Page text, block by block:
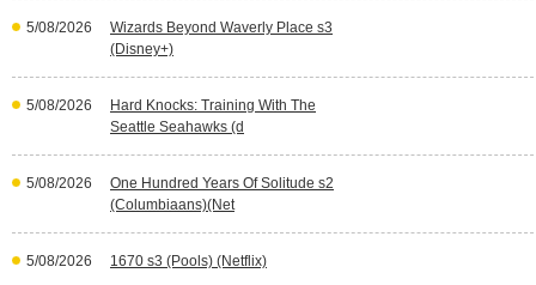
5/08/2026
Wizards Beyond Waverly Place s3
(Disney+)
5/08/2026
Hard Knocks: Training With The
Seattle Seahawks (d
5/08/2026
One Hundred Years Of Solitude s2
(Columbiaans)(Net
5/08/2026 1670 s3 (Pools) (Netflix)